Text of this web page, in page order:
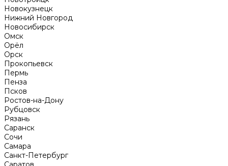
Новокузнецк
Нижний Новгород
Новосибирск
Омск
Орёл
Орск
Прокопьевск
Пермь
Пенза
Псков
Ростов-на-Дону
Рубцовск
Рязань
Саранск
Сочи
Самара
Санкт-Петербург